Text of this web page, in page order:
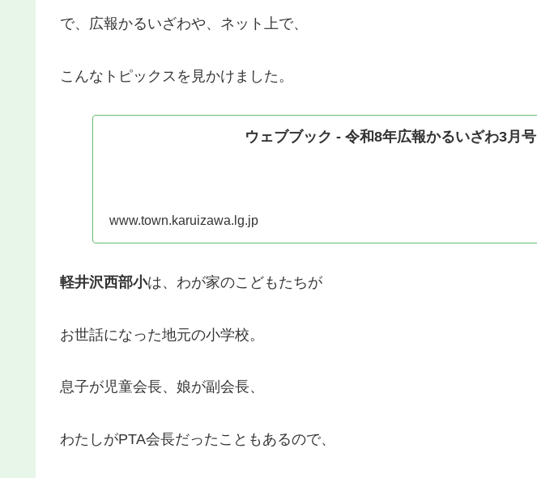
で、広報かるいざわや、ネット上で、
こんなトピックスを見かけました。
ウェブブック - 令和8年広報かるいざわ3月号
www.town.karuizawa.lg.jp
軽井沢西部小は、わが家のこどもたちが
お世話になった地元の小学校。
息子が児童会長、娘が副会長、
わたしがPTA会長だったこともあるので、